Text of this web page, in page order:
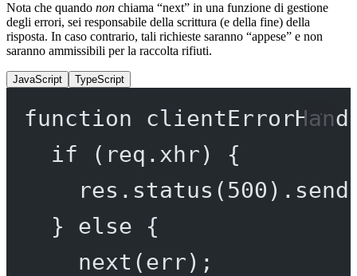
Nota che quando non chiama “next” in una funzione di gestione
degli errori, sei responsabile della scrittura (e della fine) della
risposta. In caso contrario, tali richieste saranno “appese” e non
saranno ammissibili per la raccolta rifiuti.
JavaScript TypeScript
function
if (req.xhr) {
res. status ( 500 ). send
} else {
next (err);